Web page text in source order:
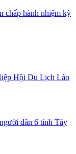
chấp hành nhiệm kỳ
Hội Du Lịch Lào
dân 6 tỉnh Tây